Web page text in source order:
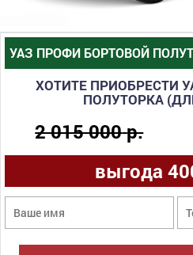
УАЗ ПРОФИ БОРТОВОЙ
ХОТИТЕ ПРИОБРЕСТИ
ПОЛУТОРКА
2 015 000р.
выгода